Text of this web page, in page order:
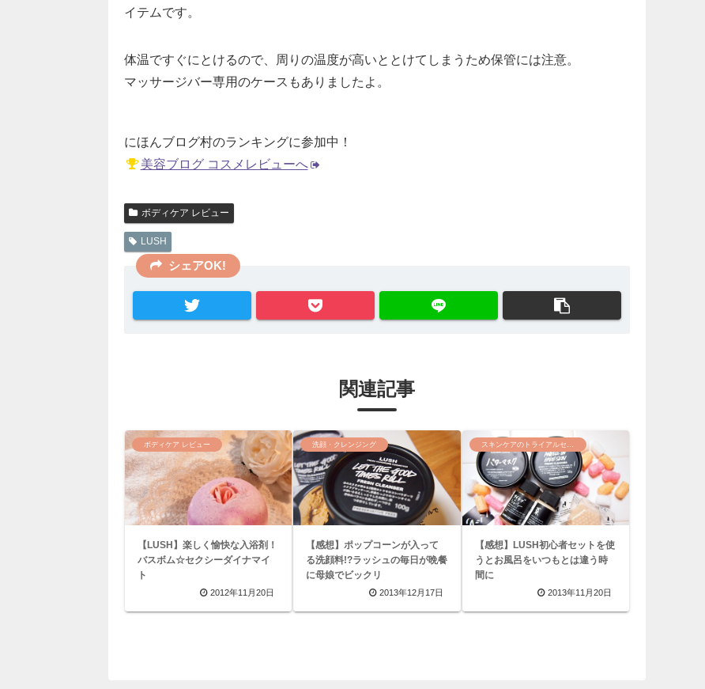
イテムです。
体温ですぐにとけるので、周りの温度が高いととけてしまうため保管には注意。
マッサージバー専用のケースもありましたよ。
にほんブログ村のランキングに参加中！
美容ブログ コスメレビューへ
ボディケア レビュー
LUSH
シェアOK!
関連記事
ボディケア レビュー
【LUSH】楽しく愉快な入浴剤！
バスボム☆セクシーダイナマイ
ト
2012年11月20日
洗顔・クレンジング
【感想】ポップコーンが入って
る洗顔料!?ラッシュの毎日が晩餐
に母娘でビックリ
2013年12月17日
【感想】LUSH初心者セットを使
うとお風呂をいつもとは違う時
間に
2013年11月20日